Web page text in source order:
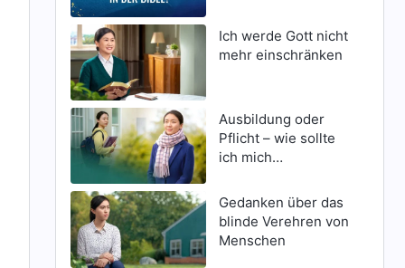
Ich werde Gott nicht
mehr einschränken
Ausbildung oder
Pflicht – wie sollte
ich mich
Gedanken über das
blinde Verehren von
Menschen